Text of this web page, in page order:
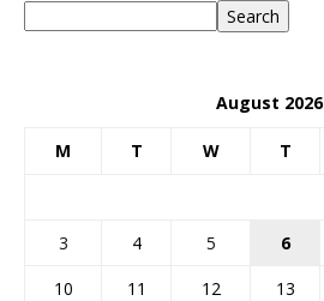
Search
August 2026
M T W T
3
4 5 6
10
11 12 13